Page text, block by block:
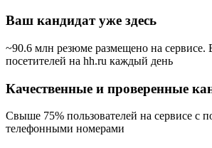
Ваш кандидат уже здесь
~90.6 млн резюме размещено на сервисе.
посетителей на hh.ru каждый день
Качественные и проверенные
Свыше 75% пользователей на сервисе с
телефонными номерами